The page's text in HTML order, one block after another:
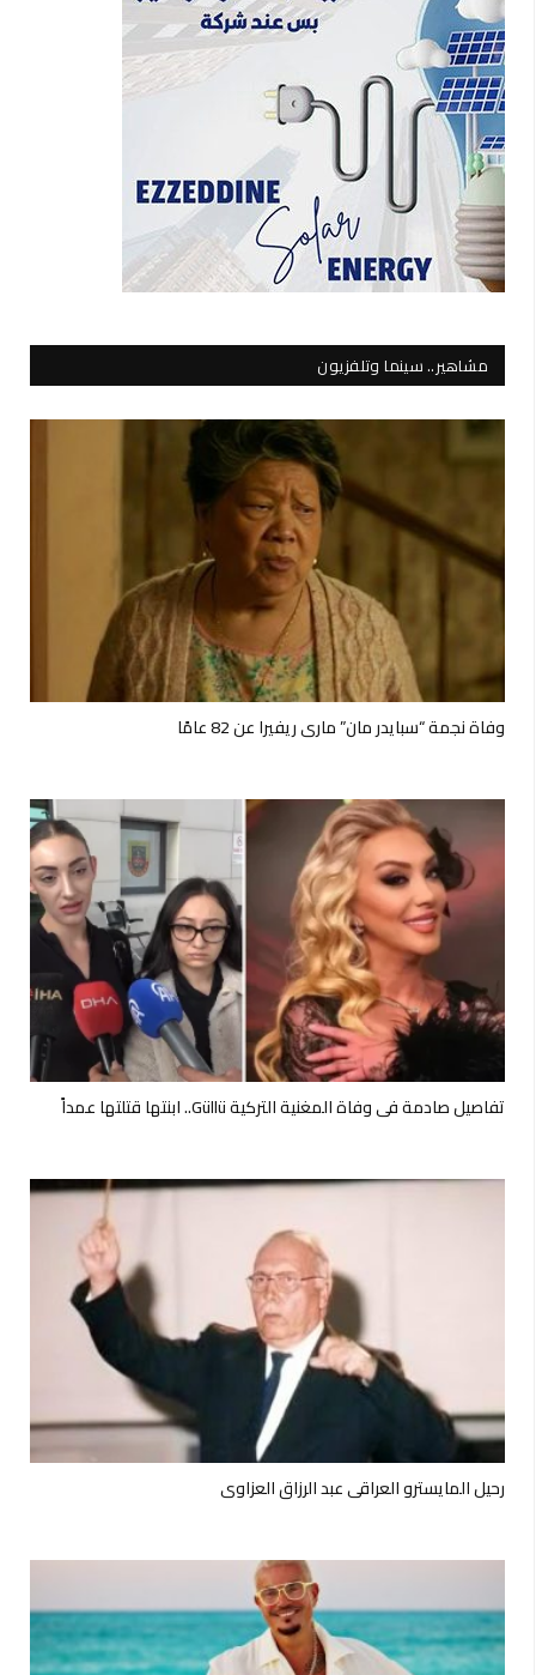
مشاهير.. سينما وتلفزيون
وفاة نجمة “سبايدر مان” ماري ريفيرا عن 82 عامًا
تفاصيل صادمة في وفاة المغنية التركية Güllü.. ابنتها قتلتها عمداً
رحيل المايسترو العراقي عبد الرزاق العزاوي